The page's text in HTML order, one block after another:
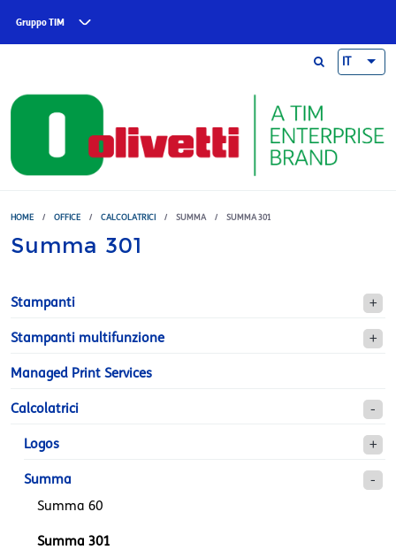
Gruppo TIM
IT
HOME / OFFICE / CALCOLATRICI / SUMMA / SUMMA 301
Summa 301
Stampanti
Stampanti multifunzione
Managed Print Services
Calcolatrici
Logos
Summa
Summa 60
Summa 301